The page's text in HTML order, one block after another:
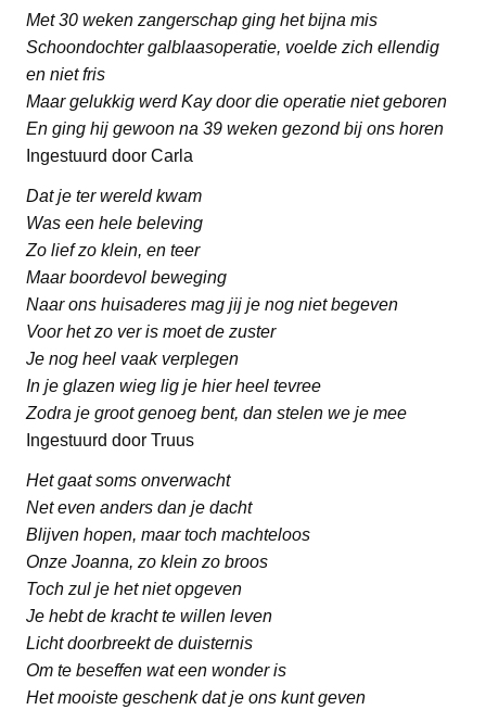
Met 30 weken zangerschap ging het bijna mis
Schoondochter galblaasoperatie, voelde zich ellendig
en niet fris
Maar gelukkig werd Kay door die operatie niet geboren
En ging hij gewoon na 39 weken gezond bij ons horen
Ingestuurd door Carla
Dat je ter wereld kwam
Was een hele beleving
Zo lief zo klein, en teer
Maar boordevol beweging
Naar ons huisaderes mag jij je nog niet begeven
Voor het zo ver is moet de zuster
Je nog heel vaak verplegen
In je glazen wieg lig je hier heel tevree
Zodra je groot genoeg bent, dan stelen we je mee
Ingestuurd door Truus
Het gaat soms onverwacht
Net even anders dan je dacht
Blijven hopen, maar toch machteloos
Onze Joanna, zo klein zo broos
Toch zul je het niet opgeven
Je hebt de kracht te willen leven
Licht doorbreekt de duisternis
Om te beseffen wat een wonder is
Het mooiste geschenk dat je ons kunt geven